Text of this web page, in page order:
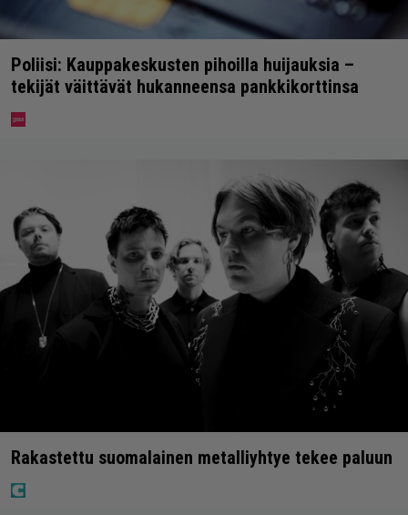
Poliisi: Kauppakeskusten pihoilla huijauksia –
tekijät väittävät hukanneensa pankkikorttinsa
Rakastettu suomalainen metalliyhtye tekee paluun